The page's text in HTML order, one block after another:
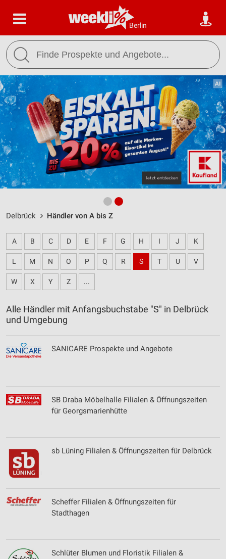
Berlin
Delbrück Händler von A bis Z
A B C D E F G H I J K
L M N O P Q R S T U V
W X Y Z ...
Alle Händler mit Anfangsbuchstabe "S" in Delbrück
und Umgebung
SANICARE Prospekte und Angebote
SB Draba Möbelhalle Filialen & Öffnungszeiten
für Georgsmarienhütte
sb Lüning Filialen & Öffnungszeiten für Delbrück
Scheffer Filialen & Öffnungszeiten für
Stadthagen
Schlüter Blumen und Floristik Filialen &